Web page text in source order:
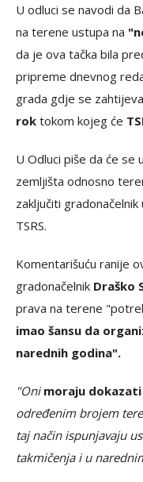
U odluci se navodi da
na terene ustupa na
da je ova tačka bila
pripreme dnevnog
grada gdje se
rok tokom kojeg će
U Odluci piše da će se
zemljišta odnosno
zaključiti
TSRS.
Komentarišuću ranije
gradonačelnik Draško
prava na terene
imao šansu da
narednih godina".
"Onimoraju dokazati
određenim brojem
taj način ispunjavaju
takmičenja i u